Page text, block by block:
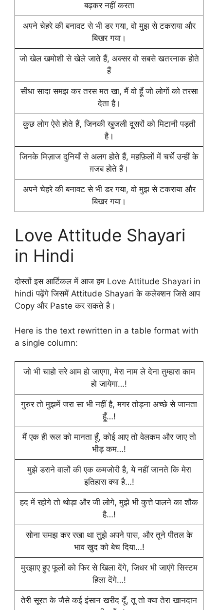
बढ़कर नहीं करता
अपने चेहरे की बनावट से भी डर गया, वो मुझ से टकराया और
बिखर गया।
जो खेल खमोशी से खेले जाते हैं, अक्सर वो सबसे खतरनाक होते
हैं
सीधा सादा समझ कर तरस मत खा, मैं वो हूँ जो लोगों को तरसा
देता है।
कुछ लोग ऐसे होते हैं, जिनकी खुजली दूसरों को मिटानी पड़ती
है।
जिनके मिज़ाज दुनियाँ से अलग होते हैं, महफ़िलों में चर्चे उन्हीं के
ग़जब होते हैं।
अपने चेहरे की बनावट से भी डर गया, वो मुझ से टकराया और
बिखर गया।
Love Attitude Shayari
in Hindi
दोस्तों इस आर्टिकल में आज हम Love Attitude Shayari in
hindi पढ़ेंगे जिसमें Attitude Shayari के कलेक्शन जिसे आप
Copy और Paste कर सकते है।
Here is the text rewritten in a table format with
a single column:
जो भी चाहो सरे आम हो जाएगा, मेरा नाम ले देना तुम्हारा काम
हो जायेगा…!
गुरुर तो मुझमें जरा सा भी नहीं है, मगर तोड़ना अच्छे से जानता
हूँ…!
मैं एक ही रूल को मानता हूँ, कोई आए तो वेलकम और जाए तो
भीड़ कम…!
मुझे डराने वालों की एक कमजोरी है, ये नहीं जानते कि मेरा
इतिहास क्या है…!
हद में रहोगे तो थोड़ा और जी लोगे, मुझे भी कुत्ते पालने का शौक
है…!
सोना समझ कर रखा था तुझे अपने पास, और तूने पीतल के
भाव खुद को बेच दिया…!
मुरझाए हुए फूलों को फिर से खिला देंगे, जिधर भी जाएंगे सिस्टम
हिला देंगे…!
तेरी सूरत के जैसे कई इंसान खरीद दूँ, तू तो क्या तेरा खानदान